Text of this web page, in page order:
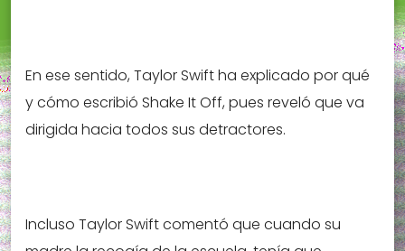
En ese sentido, Taylor Swift ha explicado por qué
y cómo escribió Shake It Off, pues reveló que va
dirigida hacia todos sus detractores.
Incluso Taylor Swift comentó que cuando su